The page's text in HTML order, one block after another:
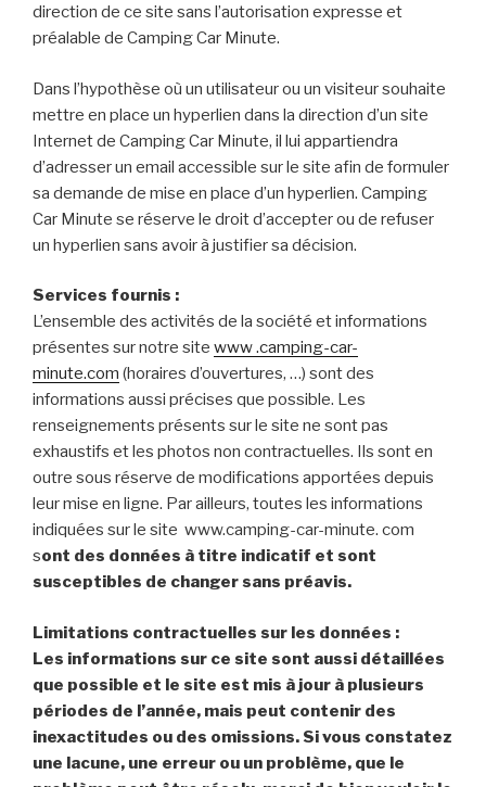
direction de ce site sans l’autorisation expresse et
préalable de Camping Car Minute.
Dans l’hypothèse où un utilisateur ou un visiteur souhaite
mettre en place un hyperlien dans la direction d’un site
Internet de Camping Car Minute, il lui appartiendra
d’adresser un email accessible sur le site afin de formuler
sa demande de mise en place d’un hyperlien. Camping
Car Minute se réserve le droit d’accepter ou de refuser
un hyperlien sans avoir à justifier sa décision.
Services fournis :
L’ensemble des activités de la société et informations
présentes sur notre site www .camping-car-
minute.com (horaires d’ouvertures, …) sont des
informations aussi précises que possible. Les
renseignements présents sur le site ne sont pas
exhaustifs et les photos non contractuelles. Ils sont en
outre sous réserve de modifications apportées depuis
leur mise en ligne. Par ailleurs, toutes les informations
indiquées sur le site www.camping-car-minute. com
sont des données à titre indicatif et sont
susceptibles de changer sans préavis.
Limitations contractuelles sur les données :
Les informations sur ce site sont aussi détaillées
que possible et le site est mis à jour à plusieurs
périodes de l’année, mais peut contenir des
inexactitudes ou des omissions. Si vous constatez
une lacune, une erreur ou un problème, que le